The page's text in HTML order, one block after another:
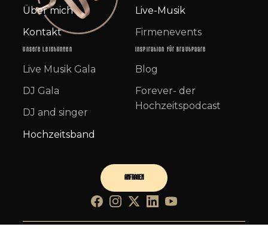
Über mich
Kontakt
Live-Musik
Firmenevents
Unsere Leistungen
Live Musik Gala
DJ Gala
DJ and singer
Hochzeitsband
Inspiration für Brautpaare
Blog
Forever- der
Hochzeitspodcast
ANFRAGEN
Facebook
Instagram
TwitterLinkedInYouTube